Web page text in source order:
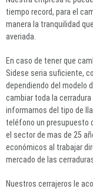
tiempo record, para el
manera la tranquilidad
averiada.
En caso de tener que
Sidese seria suficiente,
dependiendo del modelo
cambiar toda la
informarnos del tipo de
teléfono un presupuesto
el sector de mas de 25
económicos al trabajar
mercado de las
Nuestros cerrajeros le